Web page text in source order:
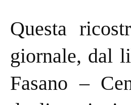
Questa
giornale, dal
Fasano –